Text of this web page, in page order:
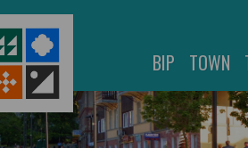
BIP TOWN